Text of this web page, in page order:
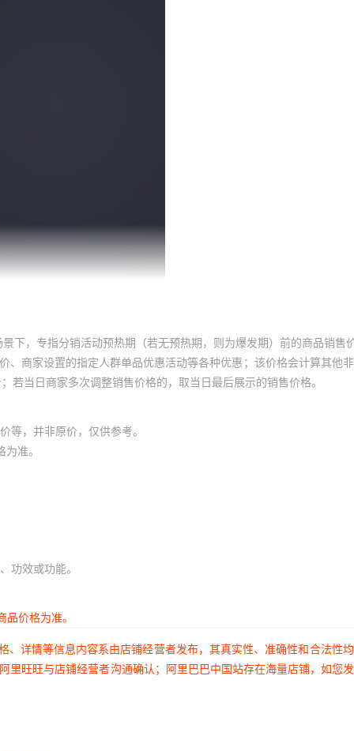
下，专指分销活动预热期（若无预热期，则为爆发期）前的商品销售
商家设置的指定人群单品优惠活动等各种优惠；该价格会计算其他
当日商家多次调整销售价格的，取当日最后展示的销售价格。
等，并非原价，仅供参考。
准。
功效或功能。
价格为准。
详情等信息内容系由店铺经营者发布，其真实性、准确性和合法性
旺旺与店铺经营者沟通确认；阿里巴巴中国站存在海量店铺，如您